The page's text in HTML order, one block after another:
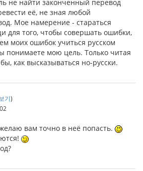
не найти законченный перевод
её, не зная любой
Мое намерение - стараться
для того, чтобы совершать ошибки,
моих ошибок учиться русском
понимаете мою цель. Только читая
как высказываться но-русски.
기)
вам точно в неё попасть.